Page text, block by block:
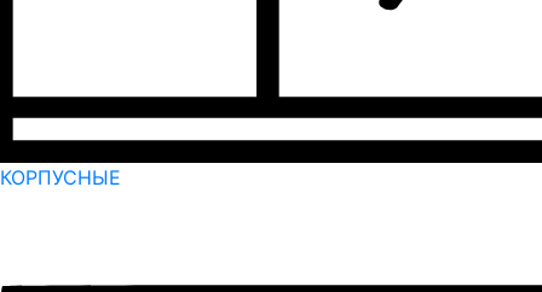
КОРПУСНЫЕ